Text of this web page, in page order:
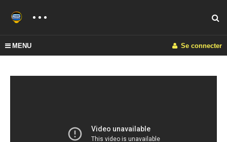
MENU Se connecter